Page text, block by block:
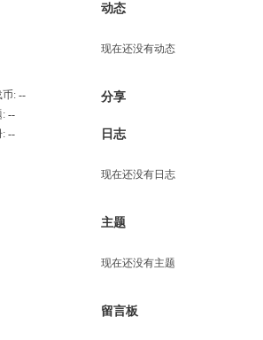
币: --
: --
: --
动态
现在还没有动态
分享
日志
现在还没有日志
主题
现在还没有主题
留言板